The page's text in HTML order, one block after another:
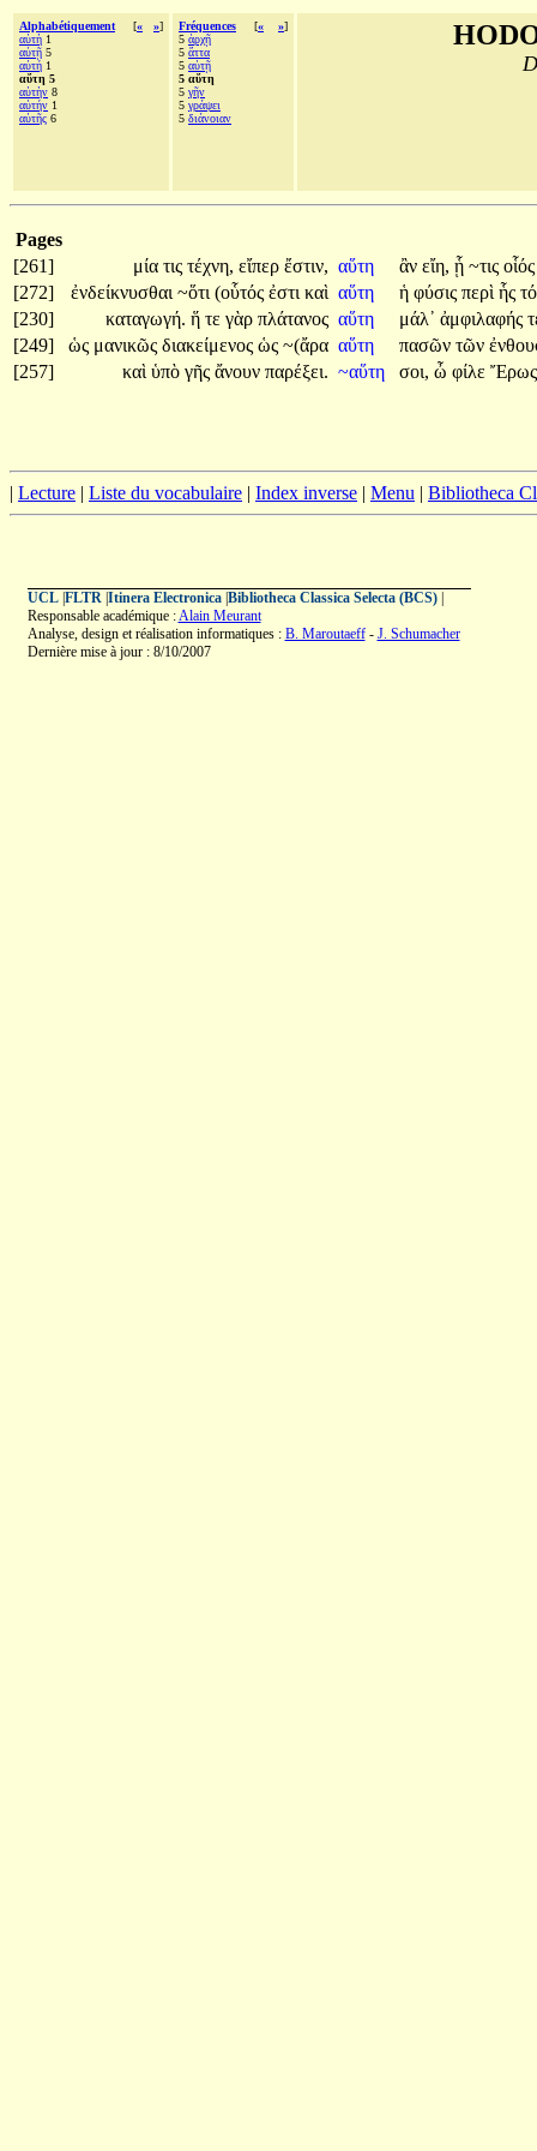
Alphabétiquement [« »]
αὐτὴ 1
αὐτῇ 5
αὐτή 1
αὕτη 5
αὐτὴν 8
αὑτήν 1
αὐτῆς 6
Fréquences [« »]
5 ἀρχῇ
5 ἄττα
5 αὐτῇ
5 αὕτη
5 γῆν
5 γράψει
5 διάνοιαν
Pages
[261]
μία τις τέχνη, εἴπερ ἔστιν, αὕτη ἂν εἴη, ᾗ ~τις οἷός
[272]
ἐνδείκνυσθαι ~ὅτι (οὗτός ἐστι καὶ αὕτη ἡ φύσις περὶ ἧς
[230]
καταγωγή. ἥ τε γὰρ πλάτανος αὕτη μάλ᾽ ἀμφιλαφής
[249]
ὡς μανικῶς διακείμενος ὡς ~(ἄρα αὕτη πασῶν τῶν
[257]
καὶ ὑπὸ γῆς ἄνουν παρέξει. ~αὕτη σοι, ὦ φίλε
| Lecture | Liste du vocabulaire | Index inverse | Menu | Bibliotheca
UCL| FLTR| Itinera Electronica| Bibliotheca Classica Selecta (BCS)|
Responsable académique :Alain Meurant
Analyse, design et réalisation informatiques : B. Maroutaeff- J. Schumacher
Dernière mise à jour : 8/10/2007